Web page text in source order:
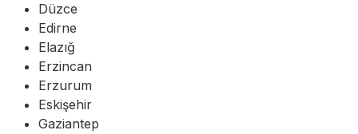
Düzce
Edirne
Elazığ
Erzincan
Erzurum
Eskişehir
Gaziantep